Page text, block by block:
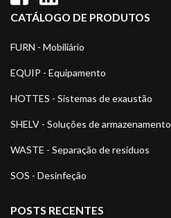
CATÁLOGO DE PRODUTOS
FURN - Mobiliário
EQUIP - Equipamento
HOTTES - Sistemas de exaustão
SHELV - Soluções de armazenamento
WASTE - Separação de resíduos
SOS - Desinfeção
POSTS RECENTES